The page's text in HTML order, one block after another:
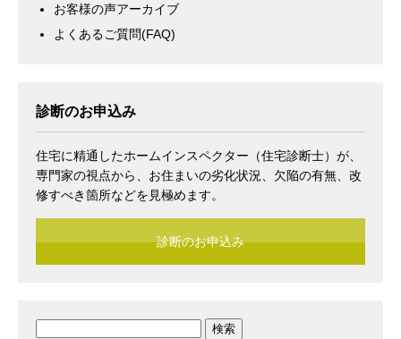
お客様の声アーカイブ
よくあるご質問(FAQ)
診断のお申込み
住宅に精通したホームインスペクター（住宅診断士）が、
専門家の視点から、お住まいの劣化状況、欠陥の有無、改
修すべき箇所などを見極めます。
診断のお申込み